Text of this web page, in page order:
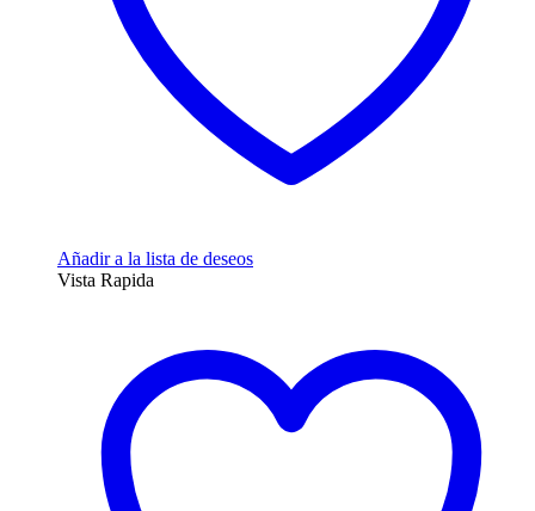
Añadir a la lista de deseos
Vista Rapida